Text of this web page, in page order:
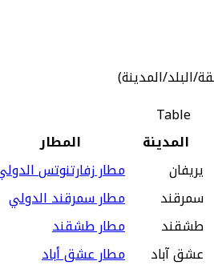
البلد/المدينة)
Table
المدينة المطار
يريفان
مطار زفارتنوتس
سمرقند
مطار سمرقند الدولي
طشقند
مطار طشقند
عشق آباد
مطار عشق أباد